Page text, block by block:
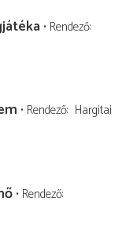
Rendező
Rendező Hargitai
Rendező